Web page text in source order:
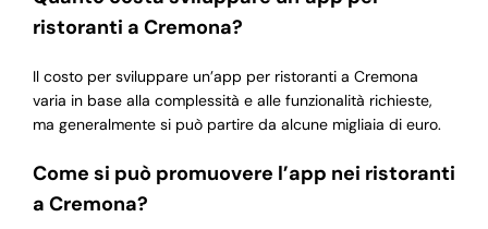
ristoranti a Cremona?
Il costo per sviluppare un’app per ristoranti a Cremona
varia in base alla complessità e alle funzionalità richieste,
ma generalmente si può partire da alcune migliaia di euro.
Come si può promuovere l’app nei ristoranti
a Cremona?